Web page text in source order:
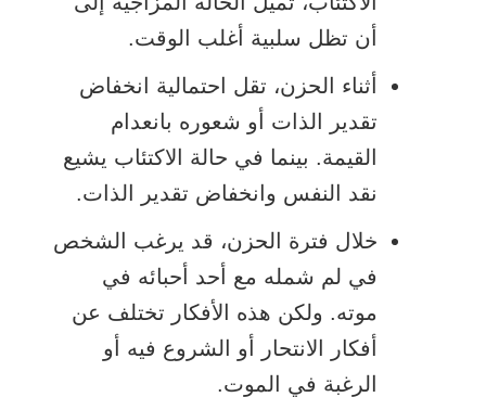
أن تظل سلبية أغلب الوقت.
أثناء الحزن، تقل احتمالية انخفاض
تقدير الذات أو شعوره بانعدام
القيمة. بينما في حالة الاكتئاب يشيع
نقد النفس وانخفاض تقدير الذات.
خلال فترة الحزن، قد يرغب الشخص
في لم شمله مع أحد أحبائه في
موته. ولكن هذه الأفكار تختلف عن
أفكار الانتحار أو الشروع فيه أو
الرغبة في الموت.